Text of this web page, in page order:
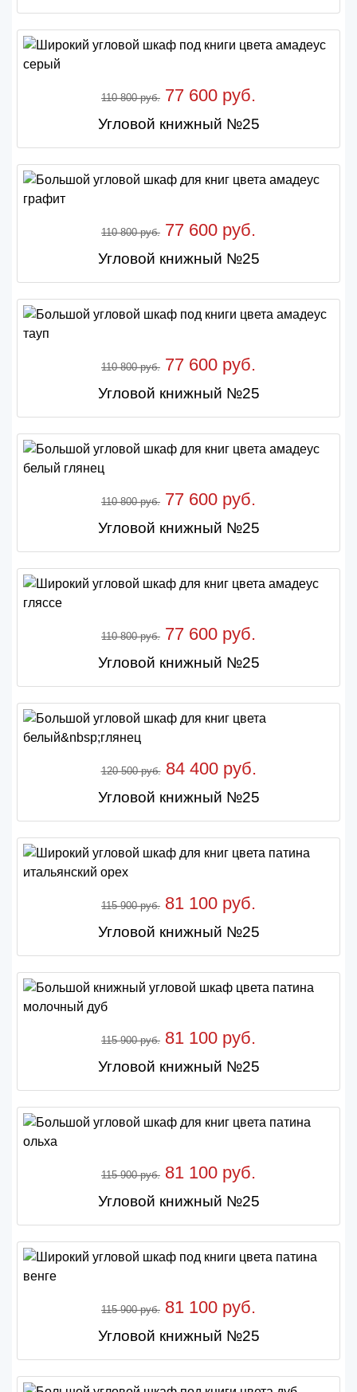
110 800 руб. 77 600 руб.
Угловой книжный №25
110 800 руб. 77 600 руб.
Угловой книжный №25
110 800 руб. 77 600 руб.
Угловой книжный №25
110 800 руб. 77 600 руб.
Угловой книжный №25
110 800 руб. 77 600 руб.
Угловой книжный №25
120 500 руб.84 400 руб.
Угловой книжный №25
115 900 руб. 81 100 руб.
Угловой книжный №25
115 900 руб. 81 100 руб.
Угловой книжный №25
115 900 руб. 81 100 руб.
Угловой книжный №25
115 900 руб. 81 100 руб.
Угловой книжный №25